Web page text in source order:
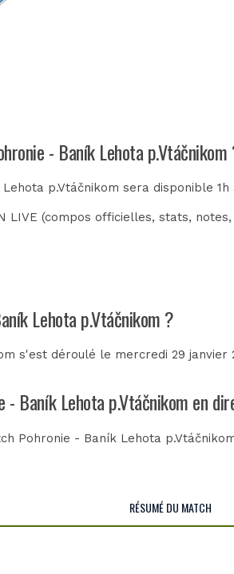
- Baník Lehota p.Vtáčnikom
p.Vtáčnikom sera disponible
(compos officielles, stats, notes,
Lehota p.Vtáčnikom ?
s'est déroulé le mercredi 29 janvier
Baník Lehota p.Vtáčnikom en
Pohronie - Baník Lehota
RÉSUMÉ DU MATCH